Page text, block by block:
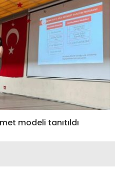
modeli tanıtıldı